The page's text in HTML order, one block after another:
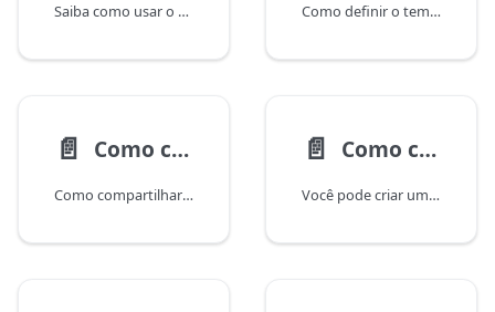
Saiba como usar o campo ensureSameTaxID na criação de cobranças para garantir que o pagador seja o mesmo cliente previamente cadastrado. Como definir o tempo de expiração de uma cobrança?
📄️ Como compartilhar uma cobrança?
Como compartilhar uma cobrança?
📄️ Como criar uma cobrança solicitando o cadastro do cliente?
Você pode criar uma cobrança solicitando que o cliente cadastre seus dados antes que ele possa realizar o pagamento da cobrança.